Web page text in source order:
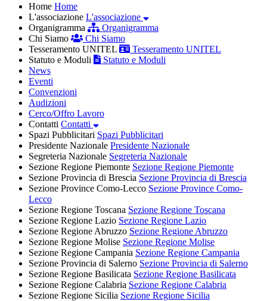
Home Home
L'associazione L'associazione
Organigramma
Organigramma
Chi Siamo
Chi Siamo
Tesseramento UNITEL
Tesseramento UNITEL
Statuto e Moduli
Statuto e Moduli
News
Eventi
Convenzioni
Audizioni
Cerco/Offro Lavoro
Contatti Contatti
Spazi Pubblicitari Spazi Pubblicitari
Presidente Nazionale Presidente Nazionale
Segreteria Nazionale Segreteria Nazionale
Sezione Regione Piemonte Sezione Regione Piemonte
Sezione Provincia di Brescia Sezione Provincia di Brescia
Sezione Province Como-Lecco Sezione Province Como-
Lecco
Sezione Regione Toscana Sezione Regione Toscana
Sezione Regione Lazio Sezione Regione Lazio
Sezione Regione Abruzzo Sezione Regione Abruzzo
Sezione Regione Molise Sezione Regione Molise
Sezione Regione Campania Sezione Regione Campania
Sezione Provincia di Salerno Sezione Provincia di Salerno
Sezione Regione Basilicata Sezione Regione Basilicata
Sezione Regione Calabria Sezione Regione Calabria
Sezione Regione Sicilia Sezione Regione Sicilia